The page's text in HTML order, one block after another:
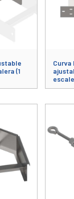
(1
Curva